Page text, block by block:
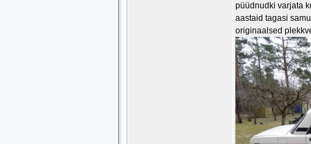
püüdnudki varjata
aastaid tagasi
originaalsed